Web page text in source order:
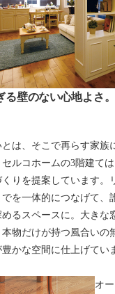
る壁のない心地よさ
は、そこで再らす家族
ルコホームの3階建て
りを提案しています。
を一体的につなげて、
るスペースに。大きな
物だけが持つ風合いの
かな空間に仕上げてい
オ